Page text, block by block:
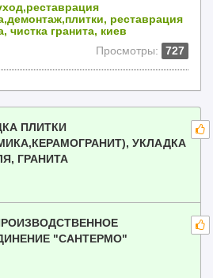
реставрация
чистка гранита, киев
Просмотры:
727
ПЛИТКИ
УКЛАДКА
ГРАНИТА
"САНТЕРМО"